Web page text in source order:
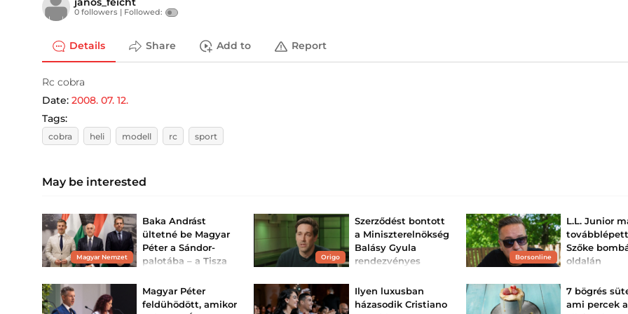
0 followers | Followed:
Details Share Add to Report
Rc cobra
Date: 2008. 07. 12.
Tags:
cobra heli modell rc sport
May be interested
Magyar Nemzet
Baka Andrást
ültetné be Magyar
Péter a Sándor-
palotába – a Tisza
felmentette
Strasbourgb...
Origo
Szerződést bontott
a Miniszterelnökség
Balásy Gyula
rendezvényes
Folytatódik a korábbi
állami szerződések
felülvizsgálata a
Borsonline
L.L. Junior
Szőke
oldalán
FOTÓ
L. L. Junior újra
van.
Magyar Péter
feldühödött, amikor
Ilyen luxusban
házasodik Cristiano
7 bögrés
ami percek